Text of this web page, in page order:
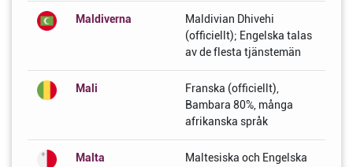
Maldiverna
Maldivian Dhivehi
(officiellt); Engelska talas
av de flesta tjänstemän
Mali
Franska (officiellt),
Bambara 80%, många
afrikanska språk
Malta
Maltesiska och Engelska